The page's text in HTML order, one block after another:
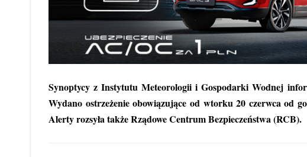
Synoptycy z Instytutu Meteorologii i Gospodarki Wodnej
Wydano ostrzeżenie obowiązujące od wtorku 20 czerwca od
Alerty rozsyła także Rządowe Centrum Bezpieczeństwa (RCB).